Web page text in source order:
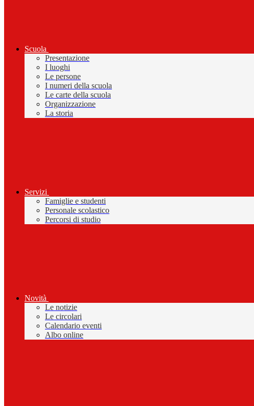
Scuola
Presentazione
I luoghi
Le persone
I numeri della scuola
Le carte della scuola
Organizzazione
La storia
Servizi
Famiglie e studenti
Personale scolastico
Percorsi di studio
Novità
Le notizie
Le circolari
Calendario eventi
Albo online